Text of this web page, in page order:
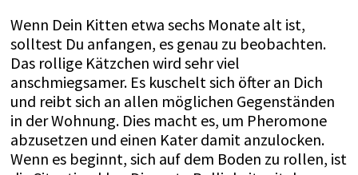
Wenn Dein Kitten etwa sechs Monate alt ist,
solltest Du anfangen, es genau zu beobachten.
Das rollige Kätzchen wird sehr viel
anschmiegsamer. Es kuschelt sich öfter an Dich
und reibt sich an allen möglichen Gegenständen
in der Wohnung. Dies macht es, um Pheromone
abzusetzen und einen Kater damit anzulocken.
Wenn es beginnt, sich auf dem Boden zu rollen, ist